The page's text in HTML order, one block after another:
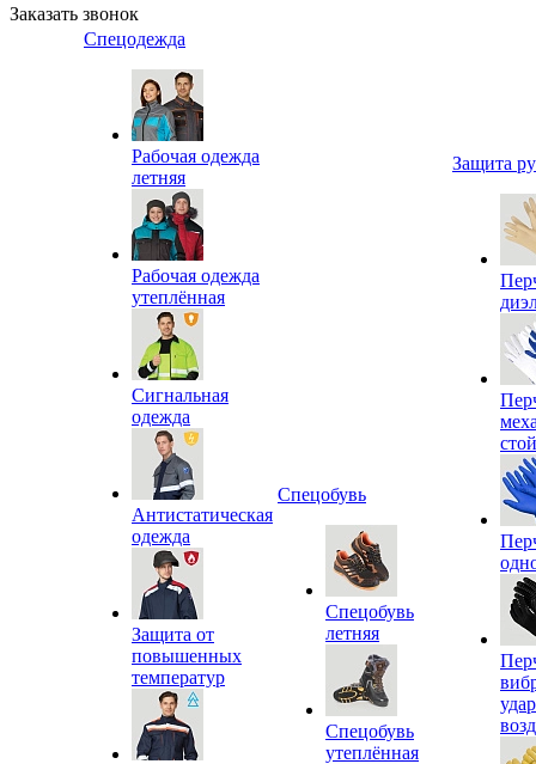
Заказать звонок
Спецодежда
Рабочая одежда
летняя
Рабочая одежда
утеплённая
Сигнальная
одежда
Антистатическая
одежда
Защита от
повышенных
температур
Спецобувь
Спецобувь
летняя
Спецобувь
утеплённая
Защита